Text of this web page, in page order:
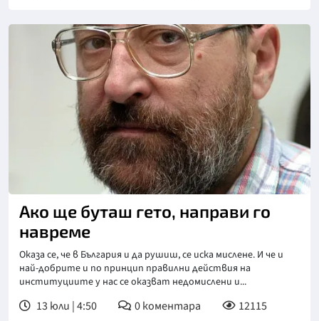
Ако ще буташ гето, направи го
навреме
Оказа се, че в България и да рушиш, се иска мислене. И че и
най-добрите и по принцип правилни действия на
институциите у нас се оказват недомислени и...
13 юли | 4:50 0коментара 12115